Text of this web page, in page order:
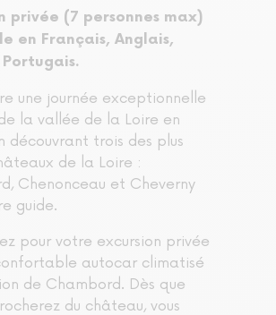
privée (7 personnes max)
en Français, Anglais,
Portugais.
une journée exceptionnelle
la vallée de la Loire en
découvrant trois des plus
de la Loire :
Chenonceau et Cheverny
guide.
pour votre excursion privée
autocar climatisé
de Chambord. Dès que
du château, vous